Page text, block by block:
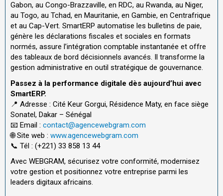
Gabon, au Congo-Brazzaville, en RDC, au Rwanda, au Niger,
au Togo, au Tchad, en Mauritanie, en Gambie, en Centrafrique
et au Cap-Vert. SmartERP automatise les bulletins de paie,
génère les déclarations fiscales et sociales en formats
normés, assure l’intégration comptable instantanée et offre
des tableaux de bord décisionnels avancés. Il transforme la
gestion administrative en outil stratégique de gouvernance.
Passez à la performance digitale dès aujourd’hui avec
SmartERP.
📍 Adresse : Cité Keur Gorgui, Résidence Maty, en face siège
Sonatel, Dakar – Sénégal
📧 Email : contact@agencewebgram.com
🌐 Site web : www.agencewebgram.com
📞 Tél : (+221) 33 858 13 44
Avec WEBGRAM, sécurisez votre conformité, modernisez
votre gestion et positionnez votre entreprise parmi les
leaders digitaux africains.